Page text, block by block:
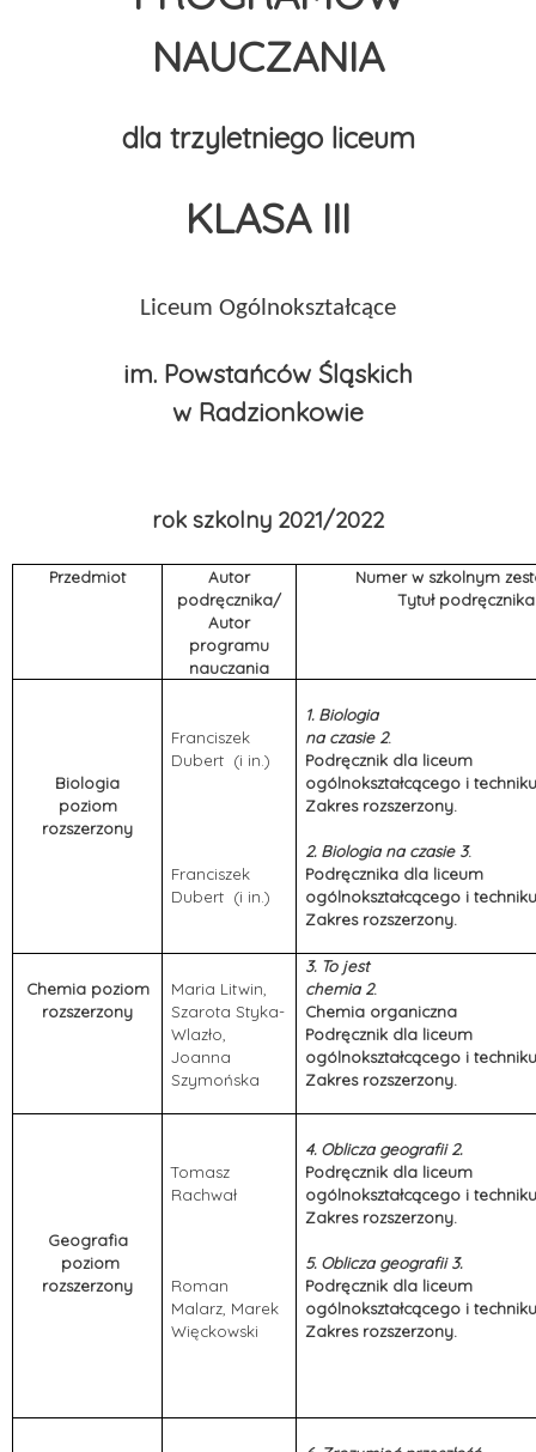
NAUCZANIA
dla trzyletniego liceum
KLASA III
Liceum Ogólnokształcące
im. Powstańców Śląskich
w Radzionkowie
rok szkolny 2021/2022
Przedmiot
Autor
podręcznika/
Autor
programu
nauczania
Numer w szkolnym
Tytuł podręcznika
Biologia
poziom
rozszerzony
Franciszek
Dubert (i in.)
Franciszek
Dubert (i in.)
1. Biologia
na czasie 2.
Podręcznik dla liceum
ogólnokształcącego i
Zakres rozszerzony.
2. Biologia na czasie 3.
Podręcznika dla liceum
ogólnokształcącego i
Zakres rozszerzony.
Chemia poziom
rozszerzony
Maria Litwin,
Szarota Styka-
Wlazło,
Joanna
Szymońska
3. To jest
chemia 2.
Chemia organiczna
Podręcznik dla liceum
ogólnokształcącego i
Zakres rozszerzony.
Geografia
poziom
rozszerzony
Tomasz
Rachwał
Roman
Malarz, Marek
Więckowski
4. Oblicza geografii 2.
Podręcznik dla liceum
ogólnokształcącego i
Zakres rozszerzony.
5. Oblicza geografii 3.
Podręcznik dla liceum
ogólnokształcącego i
Zakres rozszerzony.